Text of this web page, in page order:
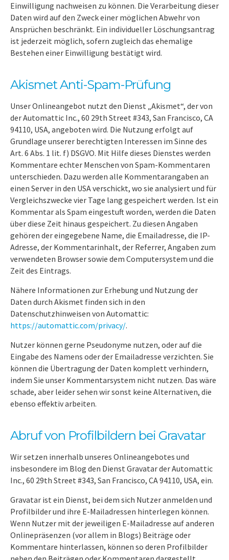
Einwilligung nachweisen zu können. Die Verarbeitung dieser
Daten wird auf den Zweck einer möglichen Abwehr von
Ansprüchen beschränkt. Ein individueller Löschungsantrag
ist jederzeit möglich, sofern zugleich das ehemalige
Bestehen einer Einwilligung bestätigt wird.
Akismet Anti-Spam-Prüfung
Unser Onlineangebot nutzt den Dienst „Akismet“, der von
der Automattic Inc., 60 29th Street #343, San Francisco, CA
94110, USA, angeboten wird. Die Nutzung erfolgt auf
Grundlage unserer berechtigten Interessen im Sinne des
Art. 6 Abs. 1 lit. f) DSGVO. Mit Hilfe dieses Dienstes werden
Kommentare echter Menschen von Spam-Kommentaren
unterschieden. Dazu werden alle Kommentarangaben an
einen Server in den USA verschickt, wo sie analysiert und für
Vergleichszwecke vier Tage lang gespeichert werden. Ist ein
Kommentar als Spam eingestuft worden, werden die Daten
über diese Zeit hinaus gespeichert. Zu diesen Angaben
gehören der eingegebene Name, die Emailadresse, die IP-
Adresse, der Kommentarinhalt, der Referrer, Angaben zum
verwendeten Browser sowie dem Computersystem und die
Zeit des Eintrags.
Nähere Informationen zur Erhebung und Nutzung der
Daten durch Akismet finden sich in den
Datenschutzhinweisen von Automattic:
https://automattic.com/privacy/.
Nutzer können gerne Pseudonyme nutzen, oder auf die
Eingabe des Namens oder der Emailadresse verzichten. Sie
können die Übertragung der Daten komplett verhindern,
indem Sie unser Kommentarsystem nicht nutzen. Das wäre
schade, aber leider sehen wir sonst keine Alternativen, die
ebenso effektiv arbeiten.
Abruf von Profilbildern bei Gravatar
Wir setzen innerhalb unseres Onlineangebotes und
insbesondere im Blog den Dienst Gravatar der Automattic
Inc., 60 29th Street #343, San Francisco, CA 94110, USA, ein.
Gravatar ist ein Dienst, bei dem sich Nutzer anmelden und
Profilbilder und ihre E-Mailadressen hinterlegen können.
Wenn Nutzer mit der jeweiligen E-Mailadresse auf anderen
Onlinepräsenzen (vor allem in Blogs) Beiträge oder
Kommentare hinterlassen, können so deren Profilbilder